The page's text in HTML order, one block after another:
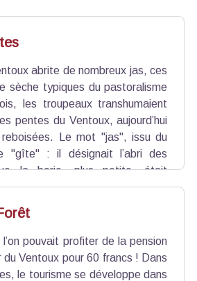
abrite de nombreux jas, ces
sèche typiques du pastoralisme
les troupeaux transhumaient
pentes du Ventoux, aujourd’hui
Le mot "jas", issu du
"gîte" : il désignait l’abri des
la borie, plus petite, était
jas sont encore utilisés pendant
l’on pouvait profiter de la pension
Ventoux pour 60 francs ! Dans
le tourisme se développe dans